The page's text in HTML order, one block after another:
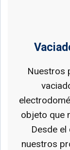
Nuestros
objeto que
Desde
nuestros